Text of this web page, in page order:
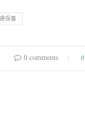
保養
0 comments 0